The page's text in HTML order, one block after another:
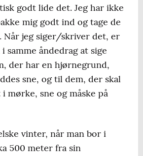
godt lide det. Jeg har ikke
mig godt ind og tage de
Når jeg siger/skriver det, er
samme åndedrag at sige
der har en hjørnegrund,
sne, og til dem, der skal
mørke, sne og måske på
vinter, når man bor i
500 meter fra sin